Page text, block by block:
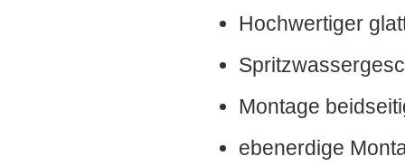
Hochwertiger
Montage
ebenerdige